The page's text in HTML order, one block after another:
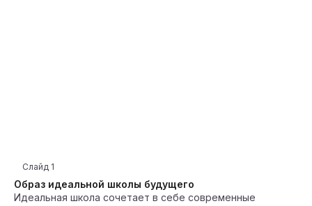
Образ идеальной школы будущего
Слайд 1
Идеальная школа сочетает в себе современные